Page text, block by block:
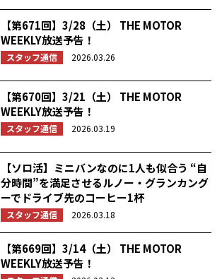
【第671回】3/28（土） THE MOTOR
WEEKLY放送予告！
スタッフ通信 2026.03.26
【第670回】3/21（土） THE MOTOR
WEEKLY放送予告！
スタッフ通信 2026.03.19
【ソロ活】ミニバンなのに1人も似合う “自
分時間”を満足させるルノー・グランカング
ーでドライブ先のコーヒー1杯
スタッフ通信 2026.03.18
【第669回】3/14（土） THE MOTOR
WEEKLY放送予告！